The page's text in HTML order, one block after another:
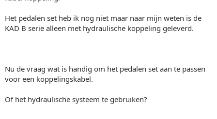
Het pedalen set heb ik nog niet maar naar mijn weten is de
KAD B serie alleen met hydraulische koppeling geleverd.
Nu de vraag wat is handig om het pedalen set aan te passen
voor een koppelingskabel.
Of het hydraulische systeem te gebruiken?